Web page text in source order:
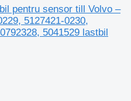
pentru sensor till Volvo –
5127421-0230,
5041529 lastbil